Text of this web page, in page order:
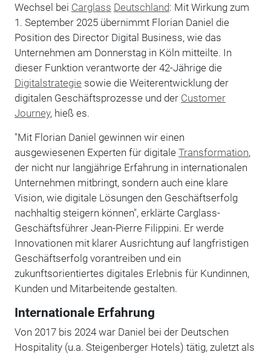
Wechsel bei Carglass Deutschland: Mit Wirkung zum
1. September 2025 übernimmt Florian Daniel die
Position des Director Digital Business, wie das
Unternehmen am Donnerstag in Köln mitteilte. In
dieser Funktion verantworte der 42-Jährige die
Digitalstrategie sowie die Weiterentwicklung der
digitalen Geschäftsprozesse und der Customer
Journey, hieß es.
"Mit Florian Daniel gewinnen wir einen
ausgewiesenen Experten für digitale Transformation,
der nicht nur langjährige Erfahrung in internationalen
Unternehmen mitbringt, sondern auch eine klare
Vision, wie digitale Lösungen den Geschäftserfolg
nachhaltig steigern können", erklärte Carglass-
Geschäftsführer Jean-Pierre Filippini. Er werde
Innovationen mit klarer Ausrichtung auf langfristigen
Geschäftserfolg vorantreiben und ein
zukunftsorientiertes digitales Erlebnis für Kundinnen,
Kunden und Mitarbeitende gestalten.
Internationale Erfahrung
Von 2017 bis 2024 war Daniel bei der Deutschen
Hospitality (u.a. Steigenberger Hotels) tätig, zuletzt als